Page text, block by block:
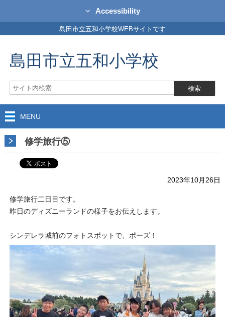
Accessibility
島田市立五和小学校WEBサイトです
島田市立五和小学校
MENU
修学旅行⑤
2023年10月26日
修学旅行二日目です。
昨日のディズニーランドの様子をお伝えします。
シンデレラ城前のフォトスポットで、ポーズ！